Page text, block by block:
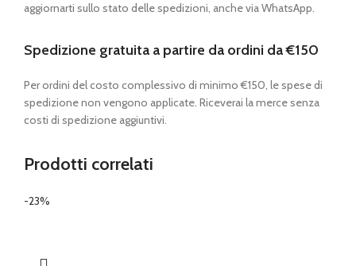
aggiornarti sullo stato delle spedizioni, anche via WhatsApp.
Spedizione gratuita a partire da ordini da €150
Per ordini del costo complessivo di minimo €150, le spese di
spedizione non vengono applicate. Riceverai la merce senza
costi di spedizione aggiuntivi.
Prodotti correlati
-23%